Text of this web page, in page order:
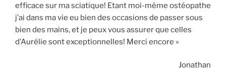
efficace sur ma sciatique! Etant moi-même ostéopathe
j’ai dans ma vie eu bien des occasions de passer sous
bien des mains, et je peux vous assurer que celles
d’Aurélie sont exceptionnelles! Merci encore »
Jonathan